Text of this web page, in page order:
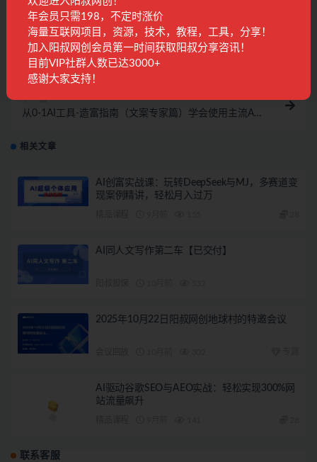
阳叔讲给粉丝的一段话！新手必看！！
下一篇
从0-1AI工具-造富指南（文案专家篇）学会使用主流AI
相关文章
AI创富实战课：玩转DeepSeek与MJ，多赛道变
现案例精讲，轻松月入过万
AI同人文写作第二车【已交付】
2025年10月22日阳叔网创地球村的特邀会议
AI驱动谷歌SEO与AEO实战：轻松实现300%网
站流量飙升
联系客服
年会员只需198，不定时涨价
海量互联网项目，资源，技术，教程，工具，分享！
加入阳叔网创会员第一时间获取阳叔分享咨讯！
目前VIP社群人数已达3000+
感谢大家支持！